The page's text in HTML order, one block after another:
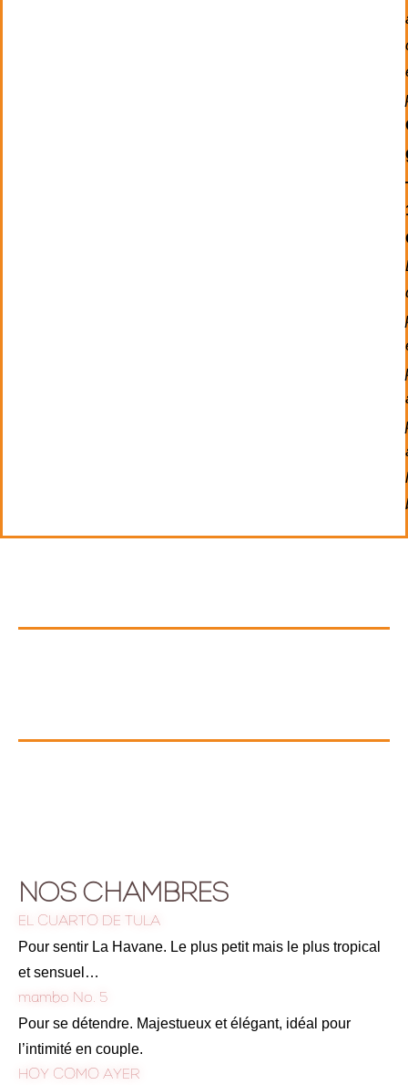
NOS CHAMBRES
EL CUARTO DE TULA
Pour sentir La Havane. Le plus petit mais le plus tropical
et sensuel…
mambo No. 5
Pour se détendre. Majestueux et élégant, idéal pour
l’intimité en couple.
HOY COMO AYER